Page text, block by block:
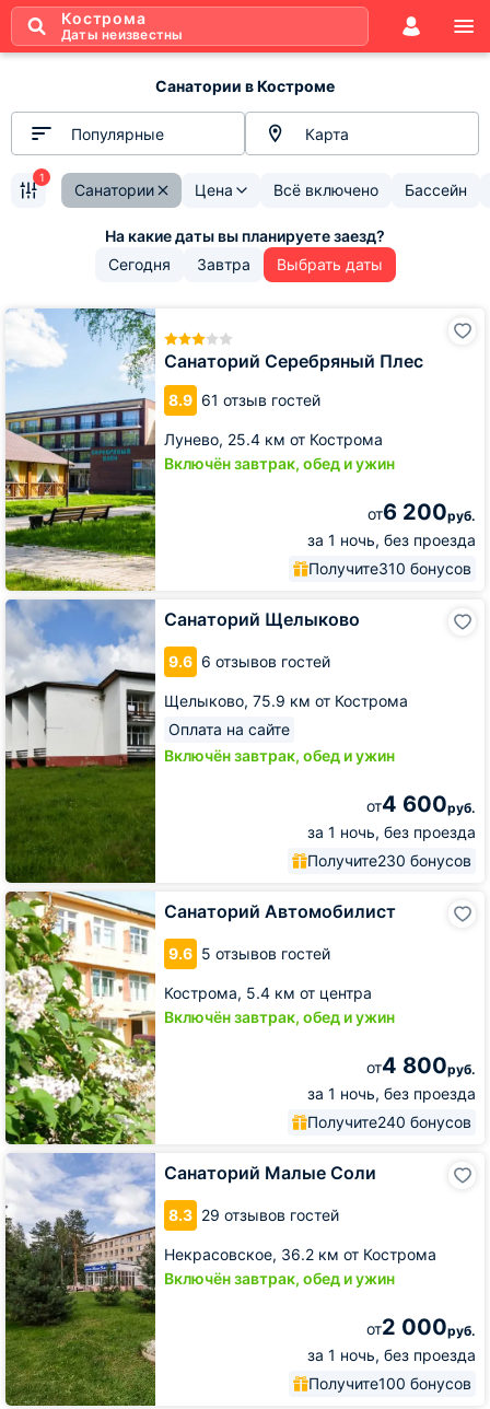
Кострома
Даты неизвестны
Санатории в Костроме
Популярные Карта
Санатории Цена Всё включено Бассейн
1
Сегодня Завтра Выбрать даты
Санаторий Серебряный Плес
8.9 61 отзыв гостей
Лунево, 25.4 км от Кострома
Включён завтрак, обед и ужин
от6 200руб.
за 1 ночь, без проезда
Получите310 бонусов
Санаторий
Серебряный
Плес
Санаторий Щелыково
9.6 6 отзывов гостей
Щелыково, 75.9 км от Кострома
Оплата на сайте
Включён завтрак, обед и ужин
от4 600руб.
за 1 ночь, без проезда
Получите230 бонусов
Санаторий
Щелыково
Санаторий Автомобилист
9.6 5 отзывов гостей
Кострома, 5.4 км от центра
Включён завтрак, обед и ужин
от4 800руб.
за 1 ночь, без проезда
Получите240 бонусов
Санаторий
Автомобилист
Санаторий Малые Соли
8.3 29 отзывов гостей
Некрасовское, 36.2 км от Кострома
Включён завтрак, обед и ужин
от2 000руб.
за 1 ночь, без проезда
Получите100 бонусов
Санаторий
Малые
Соли